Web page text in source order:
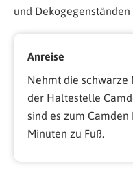
und
Anreise
Nehmt die schwarze
der Haltestelle
sind es zum
Minuten zu Fuß.